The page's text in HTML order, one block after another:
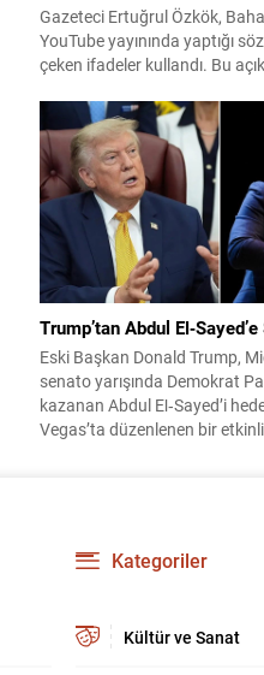
Gazeteci Ertuğrul Özkök,
YouTube yayınında yaptığı
çeken ifadeler kullandı. Bu
Özkök hakkında
suçundan re’sen soruşturma
hakkındaki soruşturma
Çağlayan’daki İstanbul Adalet
savcılığa ifade verdi.
adliyeden ayrıldığı bildirildi.
ve savunması...
Trump’tan Abdul El‑Sayed’e
Eski Başkan Donald Trump,
senato yarışında Demokrat
kazanan Abdul El‑Sayed’i
Vegas’ta düzenlenen bir
nefret ettiğini” öne sürerek, bu...
Kategoriler
Kültür ve Sanat